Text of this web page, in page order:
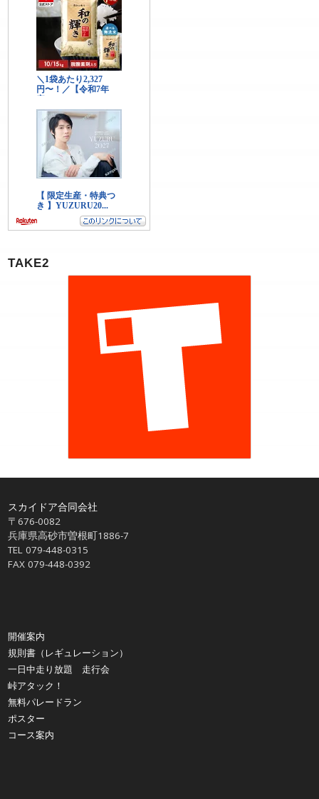
TAKE2
スカイドア合同会社
〒676-0082
兵庫県高砂市曽根町1886-7
TEL 079-448-0315
FAX 079-448-0392
開催案内
規則書（レギュレーション）
一日中走り放題 走行会
峠アタック！
無料パレードラン
ポスター
コース案内